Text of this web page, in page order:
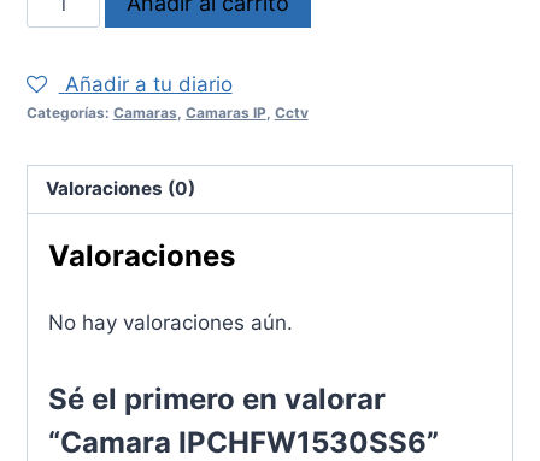
IPCHFW1530SS6
Añadir a tu diario
Categorías: Camaras Camaras IP, Cctv
Valoraciones (0)
Valoraciones
No hay valoraciones aún.
Sé el primero en valorar
“Camara IPCHFW1530SS6”